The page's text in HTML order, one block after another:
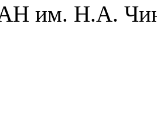
им. Н.А.